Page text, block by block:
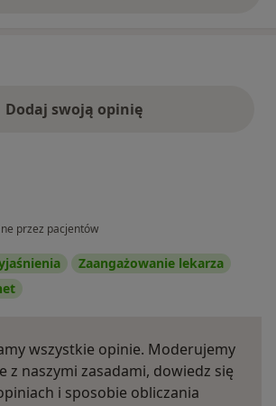
Dodaj swoją opinię
przez pacjentów
Zaangażowanie lekarza
wszystkie opinie. Moderujemy
z naszymi zasadami, dowiedz się
i sposobie obliczania